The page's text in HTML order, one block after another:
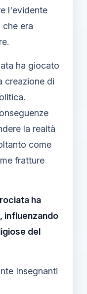
l'evidente
che era
ha giocato
creazione di
la realtà
come
fratture
ha
influenzando
del
Insegnanti